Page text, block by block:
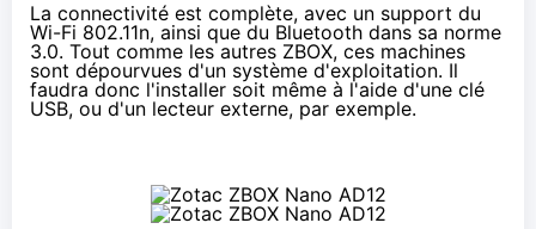
La connectivité est complète, avec un support du
Wi-Fi 802.11n, ainsi que du Bluetooth dans sa norme
3.0. Tout comme les autres ZBOX, ces machines
sont dépourvues d'un système d'exploitation. Il
faudra donc l'installer soit même à l'aide d'une clé
USB, ou d'un lecteur externe, par exemple.